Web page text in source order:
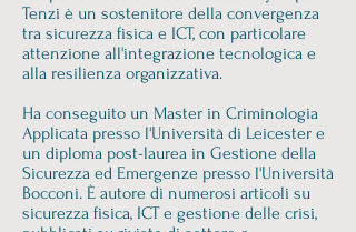
Tenzi è un sostenitore della convergenza
tra sicurezza fisica e ICT, con particolare
attenzione all'integrazione tecnologica e
alla resilienza organizzativa.
Ha conseguito un Master in Criminologia
Applicata presso l'Università di Leicester e
un diploma post-laurea in Gestione della
Sicurezza ed Emergenze presso l'Università
Bocconi. È autore di numerosi articoli su
sicurezza fisica, ICT e gestione delle crisi,